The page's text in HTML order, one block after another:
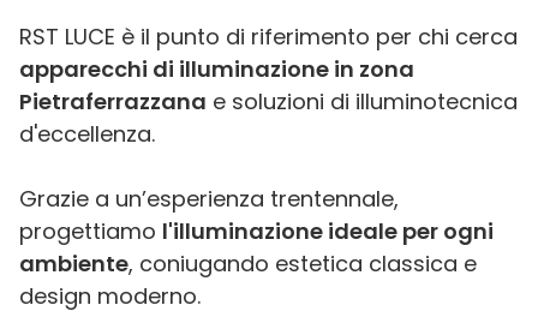
RST LUCE è il punto di riferimento per chi cerca
apparecchi di illuminazione in zona
Pietraferrazzana e soluzioni di illuminotecnica
d'eccellenza.
Grazie a un’esperienza trentennale,
progettiamo l'illuminazione ideale per ogni
ambiente, coniugando estetica classica e
design moderno.